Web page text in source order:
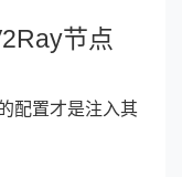
节点
配置才是注入其